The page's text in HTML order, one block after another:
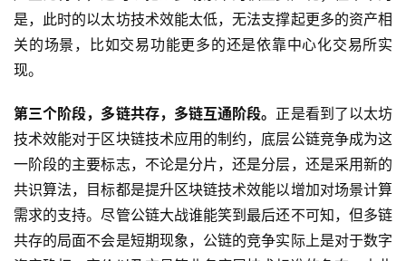
是，此时的以太坊技术效能太低，无法支撑起更多的资产相
关的场景，比如交易功能更多的还是依靠中心化交易所实
现。
第三个阶段，多链共存，多链互通阶段。 正是看到了以太坊
技术效能对于区块链技术应用的制约，底层公链竞争成为这
一阶段的主要标志，不论是分片，还是分层，还是采用新的
共识算法，目标都是提升区块链技术效能以增加对场景计算
需求的支持。尽管公链大战谁能笑到最后还不可知，但多链
共存的局面不会是短期现象，公链的竞争实际上是对于数字